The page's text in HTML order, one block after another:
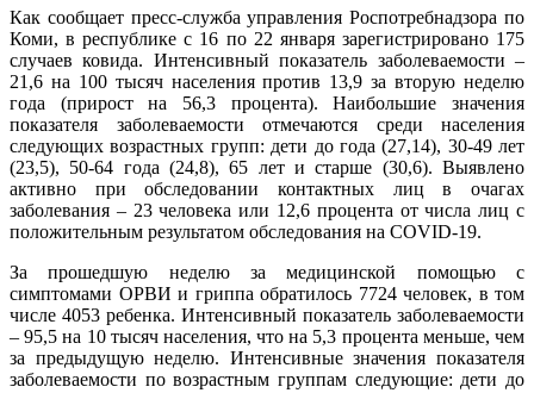
Как сообщает пресс-служба управления Роспотребнадзора по
Коми, в республике с 16 по 22 января зарегистрировано 175
случаев ковида. Интенсивный показатель заболеваемости –
21,6 на 100 тысяч населения против 13,9 за вторую неделю
года (прирост на 56,3 процента). Наибольшие значения
показателя заболеваемости отмечаются среди населения
следующих возрастных групп: дети до года (27,14), 30-49 лет
(23,5), 50-64 года (24,8), 65 лет и старше (30,6). Выявлено
активно при обследовании контактных лиц в очагах
заболевания – 23 человека или 12,6 процента от числа лиц с
положительным результатом обследования на COVID-19.
За прошедшую неделю за медицинской помощью с
симптомами ОРВИ и гриппа обратилось 7724 человек, в том
числе 4053 ребенка. Интенсивный показатель заболеваемости
– 95,5 на 10 тысяч населения, что на 5,3 процента меньше, чем
за предыдущую неделю. Интенсивные значения показателя
заболеваемости по возрастным группам следующие: дети до